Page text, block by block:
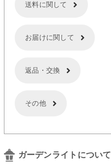
送料に関して
お届けに関して
返品・交換
その他
ガーデンライトについて